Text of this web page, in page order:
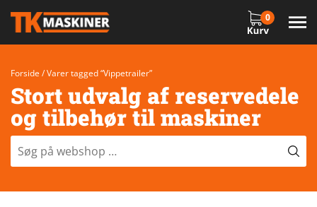
0
Forside / Varer tagged “Vippetrailer”
Stort udvalg af reservedele
og tilbehør til maskiner